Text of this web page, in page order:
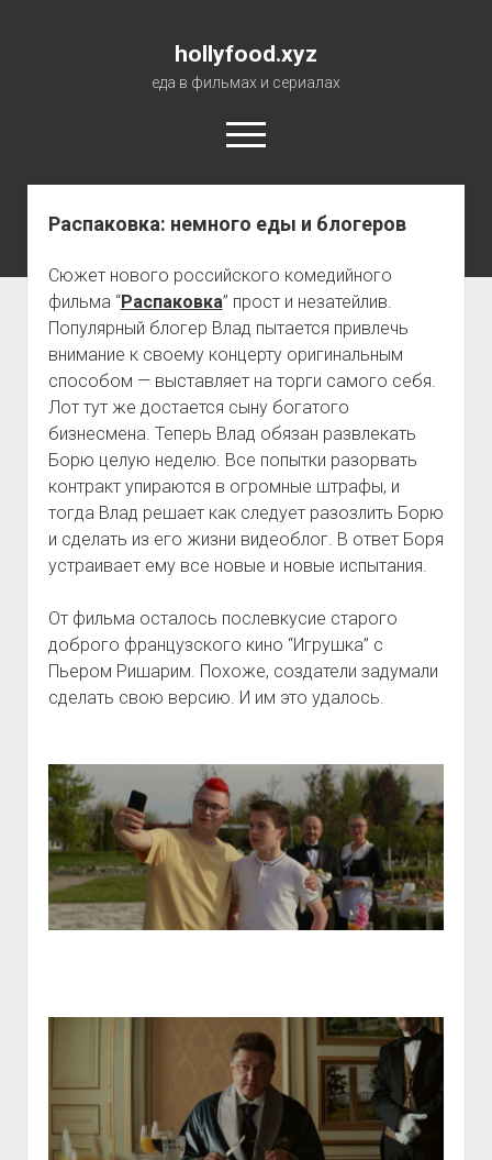
hollyfood.xyz
еда в фильмах и сериалах
open
menu
О сайте
Распаковка: немного еды и блогеров
Сюжет нового российского комедийного
фильма “Распаковка” прост и незатейлив.
Популярный блогер Влад пытается привлечь
внимание к своему концерту оригинальным
способом — выставляет на торги самого себя.
Лот тут же достается сыну богатого
бизнесмена. Теперь Влад обязан развлекать
Борю целую неделю. Все попытки разорвать
контракт упираются в огромные штрафы, и
тогда Влад решает как следует разозлить Борю
и сделать из его жизни видеоблог. В ответ Боря
устраивает ему все новые и новые испытания.
От фильма осталось послевкусие старого
доброго французского кино “Игрушка” с
Пьером Ришарим. Похоже, создатели задумали
сделать свою версию. И им это удалось.